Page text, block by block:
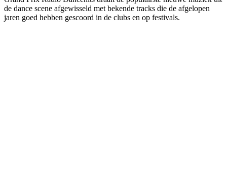
de dance scene afgewisseld met bekende tracks die de afgelopen
jaren goed hebben gescoord in de clubs en op festivals.